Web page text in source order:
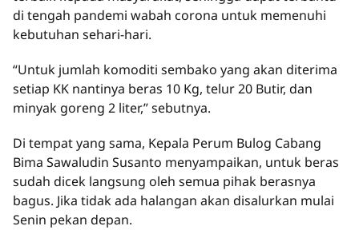
di tengah pandemi wabah corona untuk memenuhi
kebutuhan sehari-hari.
“Untuk jumlah komoditi sembako yang akan diterima
setiap KK nantinya beras 10 Kg, telur 20 Butir, dan
minyak goreng 2 liter,” sebutnya.
Di tempat yang sama, Kepala Perum Bulog Cabang
Bima Sawaludin Susanto menyampaikan, untuk beras
sudah dicek langsung oleh semua pihak berasnya
bagus. Jika tidak ada halangan akan disalurkan mulai
Senin pekan depan.